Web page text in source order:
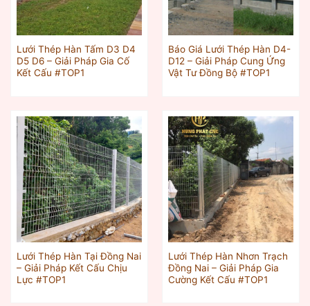
Lưới Thép Hàn Tấm D3 D4
D5 D6 – Giải Pháp Gia Cố
Kết Cấu #TOP1
Báo Giá Lưới Thép Hàn D4-
D12 – Giải Pháp Cung Ứng
Vật Tư Đồng Bộ #TOP1
Lưới Thép Hàn Tại Đồng Nai
– Giải Pháp Kết Cấu Chịu
Lực #TOP1
Lưới Thép Hàn Nhơn Trạch
Đồng Nai – Giải Pháp Gia
Cường Kết Cấu #TOP1